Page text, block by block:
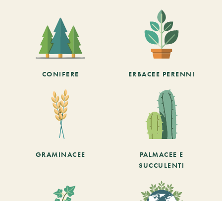
CONIFERE ERBACEE PERENNI
GRAMINACEE
PALMACEE E
SUCCULENTI